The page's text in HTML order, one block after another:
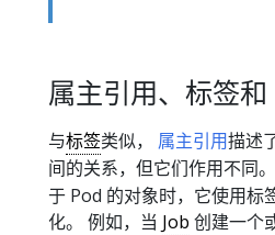
属主引用、标签
与标签类似， 属主引用描述
间的关系，但它们作用不同
于 Pod 的对象时，它使用标
化。 例如，当 Job 创建一个